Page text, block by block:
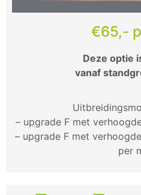
€65,-
Deze optie
vanaf
– upgrade F met
– upgrade F met
per